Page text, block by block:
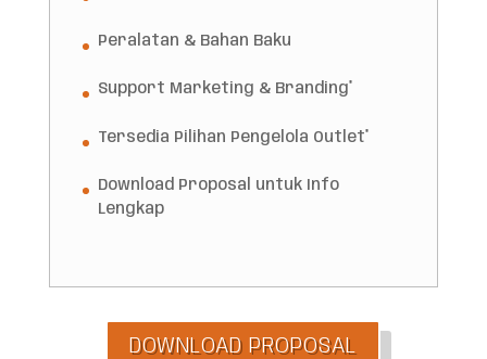
Peralatan & Bahan Baku
Support Marketing & Branding*
Tersedia Pilihan Pengelola Outlet*
Download Proposal untuk Info
Lengkap
DOWNLOAD PROPOSAL